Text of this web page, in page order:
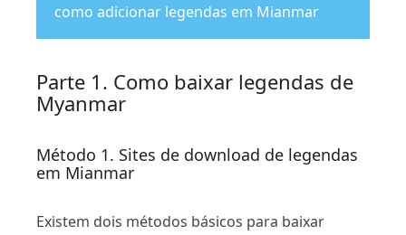
como adicionar legendas em Mianmar
Parte 1. Como baixar legendas de
Myanmar
Método 1. Sites de download de legendas
em Mianmar
Existem dois métodos básicos para baixar